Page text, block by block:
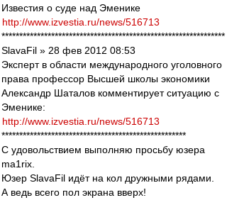
Известия о суде над Эменике
http://www.izvestia.ru/news/516713
***************************************************************
SlavaFil » 28 фев 2012 08:53
Эксперт в области международного уголовного
права профессор Высшей школы экономики
Александр Шаталов комментирует ситуацию с
Эменике:
http://www.izvestia.ru/news/516713
****************************************************
С удовольствием выполняю просьбу юзера
ma1rix.
Юзер SlavaFil идёт на кол дружными рядами.
А ведь всего пол экрана вверх!